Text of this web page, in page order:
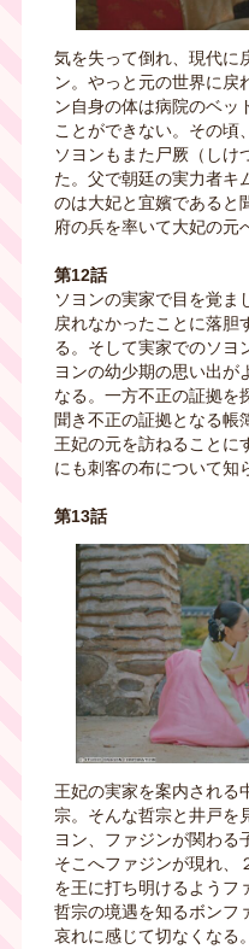
気を失って倒れ、現代に
ン。やっと元の世界に戻
ン自身の体は病院のベッ
ことができない。その頃
ソヨンもまた尸厥（しけ
た。父で朝廷の実力者キ
のは大妃と宜嬪であると
府の兵を率いて大妃の元
第12話
ソヨンの実家で目を覚ま
戻れなかったことに落胆
る。そして実家でのソヨ
ヨンの幼少期の思い出が
なる。一方不正の証拠を
聞き不正の証拠となる帳
王妃の元を訪ねることに
にも刺客の布について知
第13話
王妃の実家を案内される
宗。そんな哲宗と井戸を
ヨン、ファジンが関わる
そこへファジンが現れ、
を王に打ち明けるようフ
哲宗の境遇を知るボンフ
哀れに感じて切なくなる